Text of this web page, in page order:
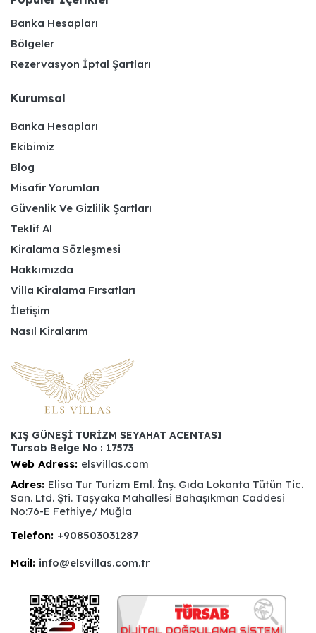
Banka Hesapları
Bölgeler
Rezervasyon İptal Şartları
Kurumsal
Banka Hesapları
Ekibimiz
Blog
Misafir Yorumları
Güvenlik Ve Gizlilik Şartları
Teklif Al
Kiralama Sözleşmesi
Hakkımızda
Villa Kiralama Fırsatları
İletişim
Nasıl Kiralarım
KIŞ GÜNEŞİ TURİZM SEYAHAT ACENTASI
Tursab Belge No : 17573
Web Adress: elsvillas.com
Adres: Elisa Tur Turizm Eml. İnş. Gıda Lokanta Tütün Tic.
San. Ltd. Şti. Taşyaka Mahallesi Bahaşıkman Caddesi
No:76-E Fethiye/ Muğla
Telefon: +908503031287
Mail: info@elsvillas.com.tr